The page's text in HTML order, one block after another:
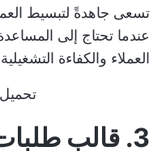
تسعى جاهدةً لتبسيط
عندما تحتاج إلى
العملاء والكفاءة
3. قالب طلبات فريق ClickUp